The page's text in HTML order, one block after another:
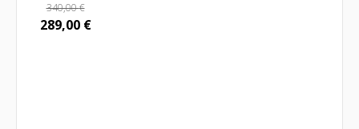
340,00€
289,00 €